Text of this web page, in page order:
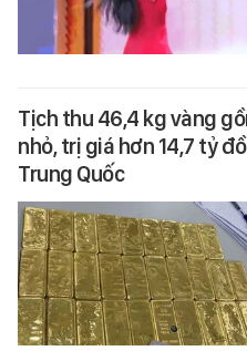
Tịch thu 46,4 kg vàng
nhỏ, trị giá hơn 14,7 tỷ
Trung Quốc